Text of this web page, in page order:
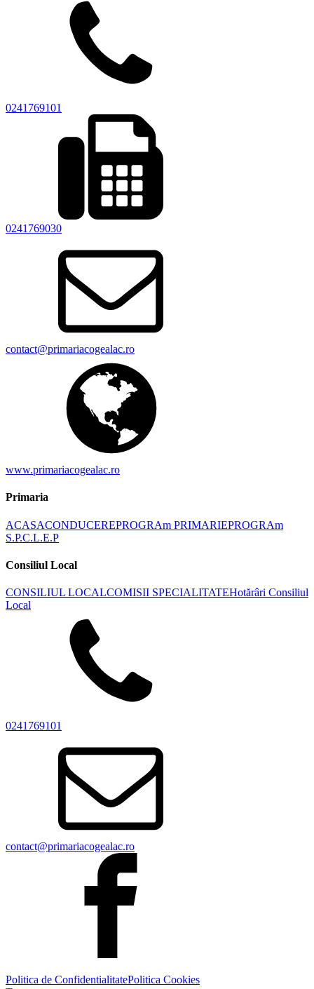
0241769101
0241769030
contact@primariacogealac.ro
www.primariacogealac.ro
Primaria
ACASACONDUCEREPROGRAm PRIMARIEPROGRAm
S.P.C.L.E.P
Consiliul Local
CONSILIUL LOCALCOMISII SPECIALITATEHotărâri Consiliul
Local
0241769101
contact@primariacogealac.ro
Politica de ConfidentialitatePolitica Cookies